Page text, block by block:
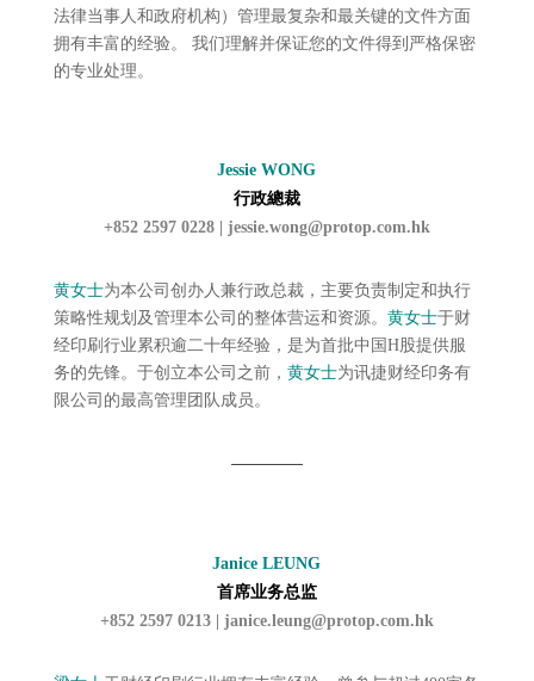
法律当事人和政府机构）管理最复杂和最关键的文件方面
拥有丰富的经验。 我们理解并保证您的文件得到严格保密
的专业处理。
Jessie WONG
行政總裁
+852 2597 0228 | jessie.wong@protop.com.hk
黄女士为本公司创办人兼行政总裁，主要负责制定和执行
策略性规划及管理本公司的整体营运和资源。 黄女士于财
经印刷行业累积逾二十年经验，是为首批中国H股提供服
务的先锋。于创立本公司之前， 黄女士为讯捷财经印务有
限公司的最高管理团队成员。
Janice LEUNG
首席业务总监
+852 2597 0213 | janice.leung@protop.com.hk